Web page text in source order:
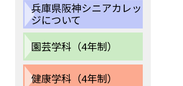
兵庫県阪神シニアカレッ
ジについて
園芸学科（4年制）
健康学科（4年制）